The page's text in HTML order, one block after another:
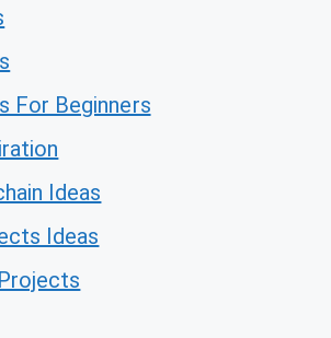
For Beginners
Ideas
Ideas